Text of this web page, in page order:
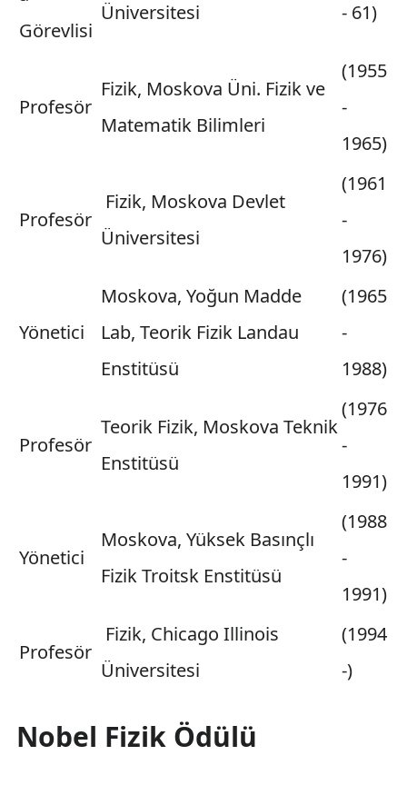
Görevlisi
Üniversitesi - 61)
Profesör
Fizik, Moskova Üni. Fizik ve
Matematik Bilimleri
(1955
-
1965)
Profesör
Fizik, Moskova Devlet
Üniversitesi
(1961
-
1976)
Yönetici
Moskova, Yoğun Madde
Lab, Teorik Fizik Landau
Enstitüsü
(1965
-
1988)
Profesör
Teorik Fizik, Moskova Teknik
Enstitüsü
(1976
-
1991)
Yönetici
Moskova, Yüksek Basınçlı
Fizik Troitsk Enstitüsü
(1988
-
1991)
Profesör
Fizik, Chicago Illinois
Üniversitesi
(1994
-)
Nobel Fizik Ödülü